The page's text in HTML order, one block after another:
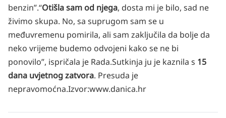
benzin”.“Otišla sam od njega, dosta mi je bilo, sad ne
živimo skupa. No, sa suprugom sam se u
međuvremenu pomirila, ali sam zaključila da bolje da
neko vrijeme budemo odvojeni kako se ne bi
ponovilo”, ispričala je Rada.Sutkinja ju je kaznila s 15
dana uvjetnog zatvora. Presuda je
nepravomoćna.Izvor:www.danica.hr